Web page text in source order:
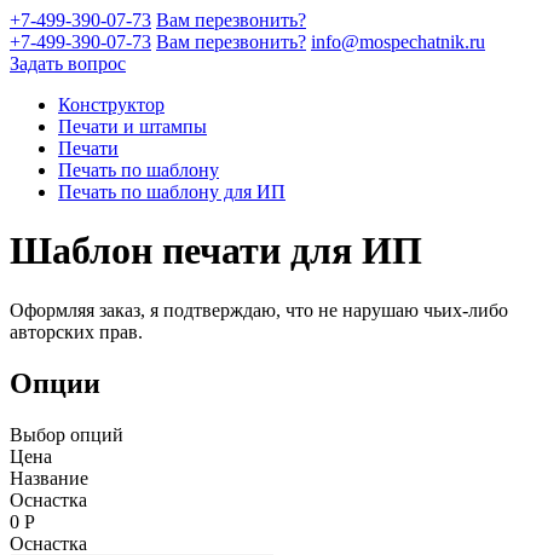
+7-499-390-07-73 Вам перезвонить?
+7-499-390-07-73 Вам перезвонить? info@mospechatnik.ru
Задать вопрос
Конструктор
Печати и штампы
Печати
Печать по шаблону
Печать по шаблону для ИП
Шаблон печати для ИП
Оформляя заказ, я подтверждаю, что не нарушаю чьих-либо
авторских прав.
Опции
Выбор опций
Цена
Название
Оснастка
0 Р
Оснастка